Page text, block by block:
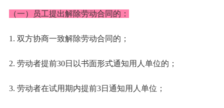
（一） 员工提出解除劳动合同的：
1. 双方协商一致解除劳动合同的；
2. 劳动者提前30日以书面形式通知用人单位的；
3. 劳动者在试用期内提前3日通知用人单位；